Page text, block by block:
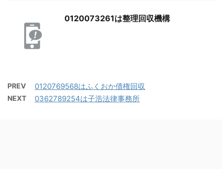
0120073261は整理回収機構
PREV 0120769568はふくおか債権回収
NEXT 0362789254は子浩法律事務所